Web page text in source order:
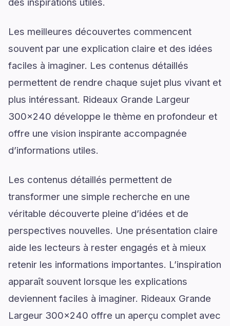
Les meilleures découvertes commencent
souvent par une explication claire et des idées
faciles à imaginer. Les contenus détaillés
permettent de rendre chaque sujet plus vivant et
plus intéressant. Rideaux Grande Largeur
300x240 développe le thème en profondeur et
offre une vision inspirante accompagnée
d’informations utiles.
Les contenus détaillés permettent de
transformer une simple recherche en une
véritable découverte pleine d’idées et de
perspectives nouvelles. Une présentation claire
aide les lecteurs à rester engagés et à mieux
retenir les informations importantes. L’inspiration
apparaît souvent lorsque les explications
deviennent faciles à imaginer. Rideaux Grande
Largeur 300x240 offre un aperçu complet avec